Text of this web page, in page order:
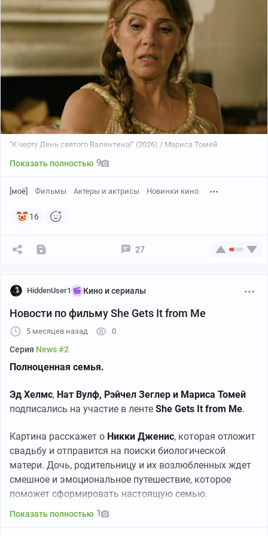
«Мой кузен Винни» (1992) — культовая комедия,
известная своей юридической достоверностью и
отмеченная «Оскаром» Марисы Томей за лучшую
"К черту День святого Валентина!" (2026) / Мариса Томей
Показать полностью 9
[моё] Фильмы Актеры и актрисы Новинки кино
16
27
HiddenUser1 Кино и сериалы
Новости по фильму She Gets It from Me
5 месяцев назад 0
Серия News #2
Полноценная семья.
Эд Хелмс, Нат Вулф, Рэйчел Зеглер и Мариса Томей
подписались на участие в ленте She Gets It from Me.
Картина расскажет о Никки Дженис, которая отложит
свадьбу и отправится на поиски биологической
матери. Дочь, родительницу и их возлюбленных ждет
смешное и эмоциональное путешествие, которое
поможет сформировать настоящую семью.
Показать полностью 1